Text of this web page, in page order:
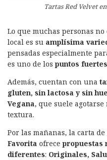
Tartas Red Velvet
Lo que muchas personas
local es su amplísima
pensadas especialmente
es uno de los puntos
Además, cuentan con una
gluten, sin lactosa y sin
Vegana, que suele
textura.
Por las mañanas, la carta de
Favorita ofrece propuestas
diferentes: Originales,